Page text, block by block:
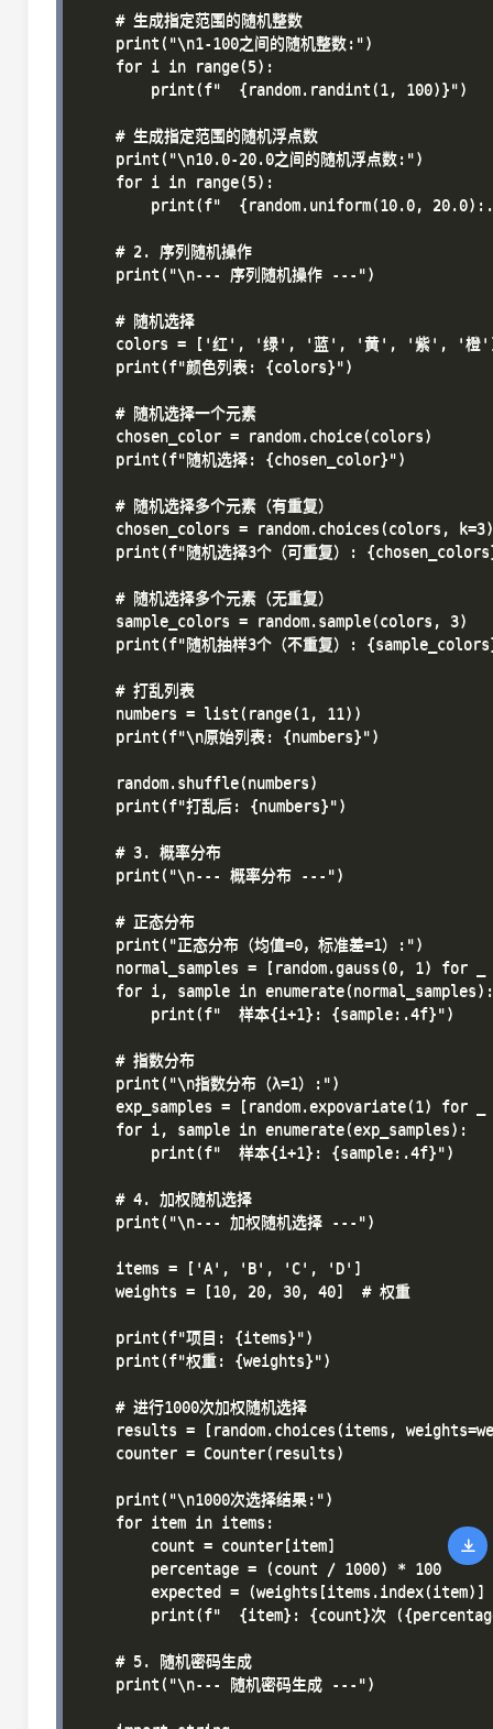
    # 生成指定范围的随机整数
    print("\n1-100之间的随机整数:")
    for i in range(5):
        print(f"  {random.randint(1, 100)}")
    # 生成指定范围的随机浮点数
    print("\n10.0-20.0之间的随机浮点数:")
    for i in range(5):
print(f"  {random.uniform(10.0,
    # 2. 序列随机操作
    print("\n--- 序列随机操作 ---")
    # 随机选择
colors = ['红', '绿', '蓝', '黄', '紫', '橙
    print(f"颜色列表: {colors}")
    # 随机选择一个元素
    chosen_color = random.choice(colors)
    print(f"随机选择: {chosen_color}")
    # 随机选择多个元素（有重复）
    chosen_colors = random.choices(colors, k=3)
print(f"随机选择3个（可重复）:
    # 随机选择多个元素（无重复）
    sample_colors = random.sample(colors, 3)
print(f"随机抽样3个（不重复）:
    # 打乱列表
    numbers = list(range(1, 11))
    print(f"\n原始列表: {numbers}")
    random.shuffle(numbers)
    print(f"打乱后: {numbers}")
    # 3. 概率分布
    print("\n--- 概率分布 ---")
    # 正态分布
    print("正态分布（均值=0，标准差=1）:")
normal_samples = [random.gauss(0, 1) for _
    for i, sample in enumerate(normal_samples):
        print(f"  样本{i+1}: {sample:.4f}")
    # 指数分布
    print("\n指数分布（λ=1）:")
exp_samples = [random.expovariate(1) for _
    for i, sample in enumerate(exp_samples):
        print(f"  样本{i+1}: {sample:.4f}")
    # 4. 加权随机选择
    print("\n--- 加权随机选择 ---")
    items = ['A', 'B', 'C', 'D']
    weights = [10, 20, 30, 40]  # 权重
    print(f"项目: {items}")
    print(f"权重: {weights}")
    # 进行1000次加权随机选择
results = [random.choices(items,
    counter = Counter(results)
    print("\n1000次选择结果:")
    for item in items:
        count = counter[item]
        percentage = (count / 1000) * 100
expected = (weights[items.index(item)]
print(f"  {item}: {count}次
    # 5. 随机密码生成
    print("\n--- 随机密码生成 ---")